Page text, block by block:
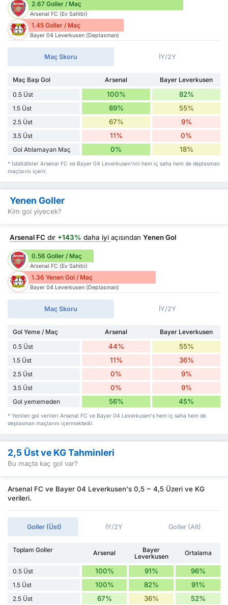
2.67 Goller / Maç
Arsenal FC (Ev Sahibi)
1.45 Goller / Maç
Bayer 04 Leverkusen (Deplasman)
Maç Skoru İY/2Y
Maç Başı Gol Arsenal
Bayer Leverkusen
0.5 Üst
100% 82%
1.5 Üst 89% 55%
2.5 Üst 67% 9%
3.5 Üst 11% 0%
Gol Atılamayan Maç 0% 18%
* İstatistikler Arsenal FC ve Bayer 04 Leverkusen'nin hem iç saha hem de deplasman
maçlarını içerir.
Yenen Goller
Kim gol yiyecek?
Arsenal FC dır +143% daha iyi açısından Yenen Gol
0.56 Goller / Maç
Arsenal FC (Ev Sahibi)
1.36 Yenen Gol / Maç
Bayer 04 Leverkusen (Deplasman)
Maç Skoru İY/2Y
Gol Yeme / Maç Arsenal
Bayer Leverkusen
0.5 Üst
44% 55%
1.5 Üst 11% 36%
2.5 Üst 0% 9%
3.5 Üst 0% 9%
Gol yememeden 56% 45%
* Yenilen gol verileri Arsenal FC ve Bayer 04 Leverkusen's hem iç saha hem de
deplasman maçlarını içermektedir.
2,5 Üst ve KG Tahminleri
Bu maçta kaç gol var?
Arsenal FC ve Bayer 04 Leverkusen's 0,5 ~ 4,5 Üzeri ve KG
verileri.
Goller (Üst) İY/2Y Goller (Alt)
Toplam Goller Arsenal
Bayer
Leverkusen
Ortalama
0.5 Üst 100% 91% 96%
1.5 Üst 100% 82% 91%
2.5 Üst 67% 36% 52%